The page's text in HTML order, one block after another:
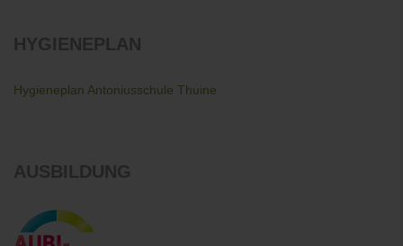
HYGIENEPLAN
Hygieneplan Antoniusschule Thuine
AUSBILDUNG